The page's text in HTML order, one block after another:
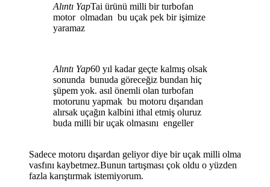
Alıntı YapTai ürünü milli bir turbofan
motor olmadan bu uçak pek bir işimize
yaramaz
Alıntı Yap60 yıl kadar geçte kalmış olsak
sonunda bunuda göreceğiz bundan hiç
şüpem yok. asıl önemli olan turbofan
motorunu yapmak bu motoru dışarıdan
alırsak uçağın kalbini ithal etmiş oluruz
buda milli bir uçak olmasını engeller
Sadece motoru dışardan geliyor diye bir uçak milli olma
vasfını kaybetmez.Bunun tartışması çok oldu o yüzden
fazla karıştırmak istemiyorum.